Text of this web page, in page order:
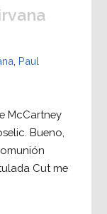
Paul
McCartney
Bueno,
Cut me